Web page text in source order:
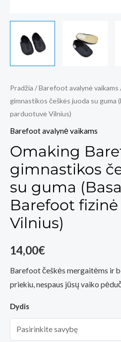
Pradžia /Barefoot avalynė vaikams
gimnastikos češkės juoda su guma
parduotuvė Vilnius)
Barefoot avalynė vaikams
Omaking
gimnastikos
su guma
Barefoot
Vilnius)
14,00€
Barefoot češkės mergaitėms ir
priekiu, nespaus jūsų vaiko
Dydis